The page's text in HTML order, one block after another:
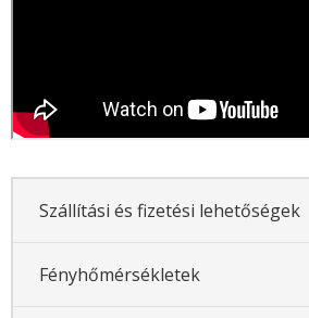
Szállítási és fizetési lehetőségek
Fényhőmérsékletek